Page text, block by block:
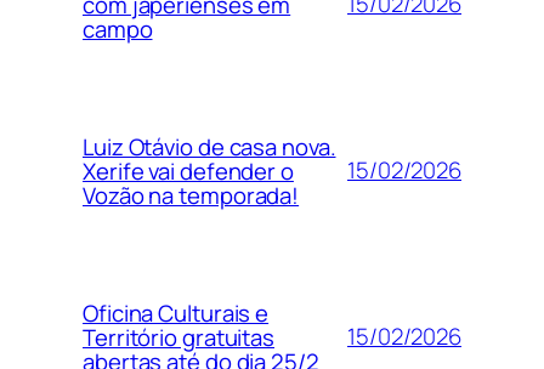
campo
Luiz Otávio de casa nova.
Xerife vai defender o
Vozão na temporada!
15/02/2026
Oficina Culturais e
Território gratuitas
abertas até do dia 25/2
15/02/2026